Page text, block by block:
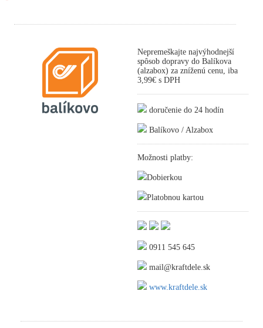
Nepremeškajte najvýhodnejší
spôsob dopravy do Balíkova
(alzabox) za zníženú cenu, iba
3,99€ s DPH
doručenie do 24 hodín
Balíkovo / Alzabox
Možnosti platby:
Dobierkou
Platobnou kartou
0911 545 645
mail@kraftdele.sk
www.kraftdele.sk